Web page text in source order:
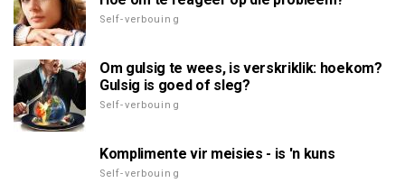
Self-verbouing
Om gulsig te wees, is verskriklik: hoekom?
Gulsig is goed of sleg?
Self-verbouing
Komplimente vir meisies - is 'n kuns
Self-verbouing